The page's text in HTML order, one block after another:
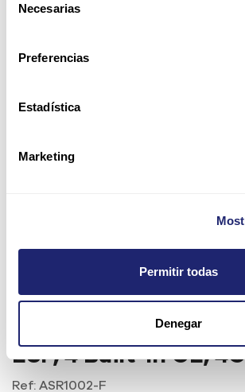
Necesarias
Preferencias
Estadística
Marketing
Permitir todas
Denegar
Cisco ASR1002
ESP, 4 Built-In GE,
Ref: ASR1002-F